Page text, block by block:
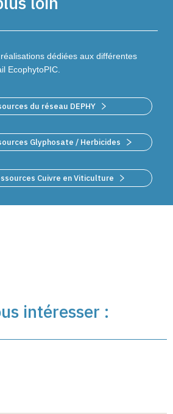
dédiées aux différentes
EcophytoPIC.
du réseau DEPHY
Glyphosate / Herbicides
Cuivre en Viticulture
intéresser :